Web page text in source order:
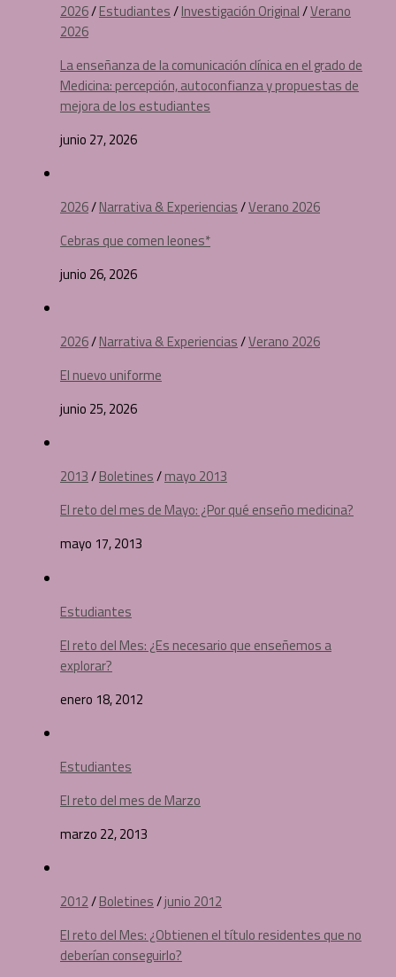
2026/Estudiantes/Investigación Original/Verano
2026
La enseñanza de la comunicación clínica en el grado de
Medicina: percepción, autoconfianza y propuestas de
mejora de los estudiantes
junio 27, 2026
2026/Narrativa & Experiencias/Verano 2026
Cebras que comen leones*
junio 26, 2026
2026/Narrativa & Experiencias/Verano 2026
El nuevo uniforme
junio 25, 2026
2013/Boletines/mayo 2013
El reto del mes de Mayo: ¿Por qué enseño medicina?
mayo 17, 2013
Estudiantes
El reto del Mes: ¿Es necesario que enseñemos a
explorar?
enero 18, 2012
Estudiantes
El reto del mes de Marzo
marzo 22, 2013
2012/Boletines/junio 2012
El reto del Mes: ¿Obtienen el título residentes que no
deberían conseguirlo?